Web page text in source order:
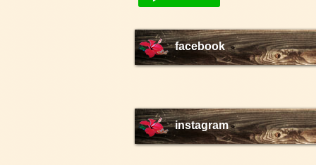
facebook
instagram